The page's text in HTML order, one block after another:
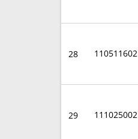
28 110511602
29 111025002